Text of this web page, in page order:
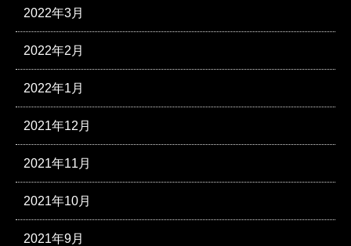
2022年3月
2022年2月
2022年1月
2021年12月
2021年11月
2021年10月
2021年9月